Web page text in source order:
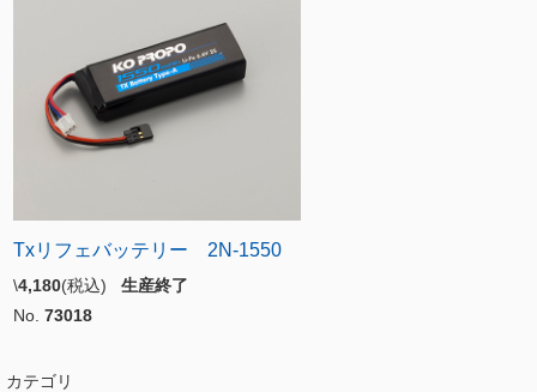
Txリフェバッテリー 2N-1550
\4,180(税込) 生産終了
No. 73018
カテゴリ